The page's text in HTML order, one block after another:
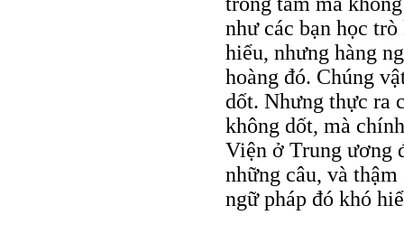
như các bạn học
hiểu, nhưng hàng
hoàng đó. Chúng
dốt. Nhưng thực ra
không dốt, mà
Viện ở Trung ương
những câu, và
ngữ pháp đó khó